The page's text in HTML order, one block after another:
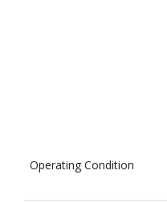
Operating Condition